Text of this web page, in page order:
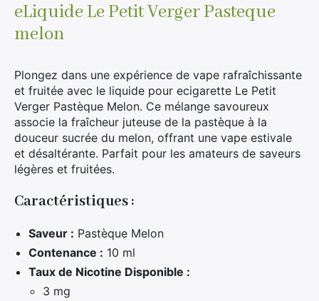
eLiquide Le Petit Verger Pasteque
melon
Plongez dans une expérience de vape rafraîchissante
et fruitée avec le liquide pour ecigarette Le Petit
Verger Pastèque Melon. Ce mélange savoureux
associe la fraîcheur juteuse de la pastèque à la
douceur sucrée du melon, offrant une vape estivale
et désaltérante. Parfait pour les amateurs de saveurs
légères et fruitées.
Caractéristiques :
Saveur : Pastèque Melon
Contenance : 10 ml
Taux de Nicotine Disponible :
3 mg